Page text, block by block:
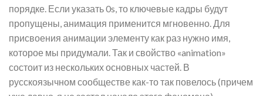
порядке. Если указать 0s, то ключевые кадры будут
пропущены, анимация применится мгновенно. Для
присвоения анимации элементу как раз нужно имя,
которое мы придумали. Так и свойство «animation»
состоит из нескольких основных частей. В
русскоязычном сообществе как-то так повелось (причем